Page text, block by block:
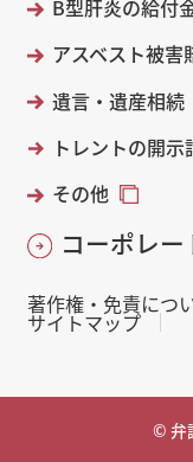
B型肝炎の給付
アスベスト被害
遺言・遺産相続
トレントの開
その他
コーポレー
著作権・免責につ
サイトマップ
© 弁